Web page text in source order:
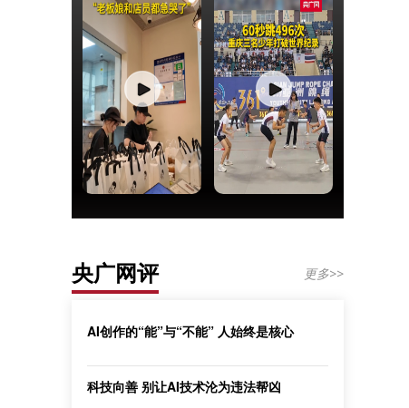
央广网评 更多>>
AI创作的“能”与“不能” 人始终是核心
科技向善 别让AI技术沦为违法帮凶